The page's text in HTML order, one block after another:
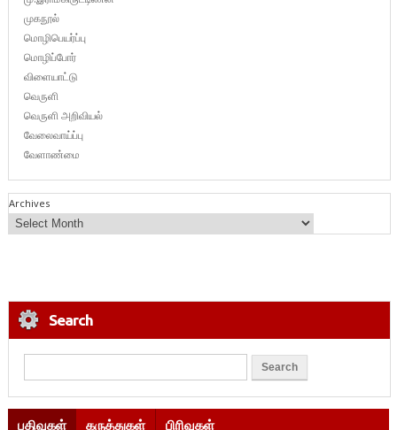
முகநூல்
மொழிபெயர்ப்பு
மொழிப்போர்
விளையாட்டு
வெருளி
வெருளி அறிவியல்
வேலைவாய்ப்பு
வேளாண்மை
Archives
Search
பதிவுகள் கருத்துகள் பிரிவுகள்